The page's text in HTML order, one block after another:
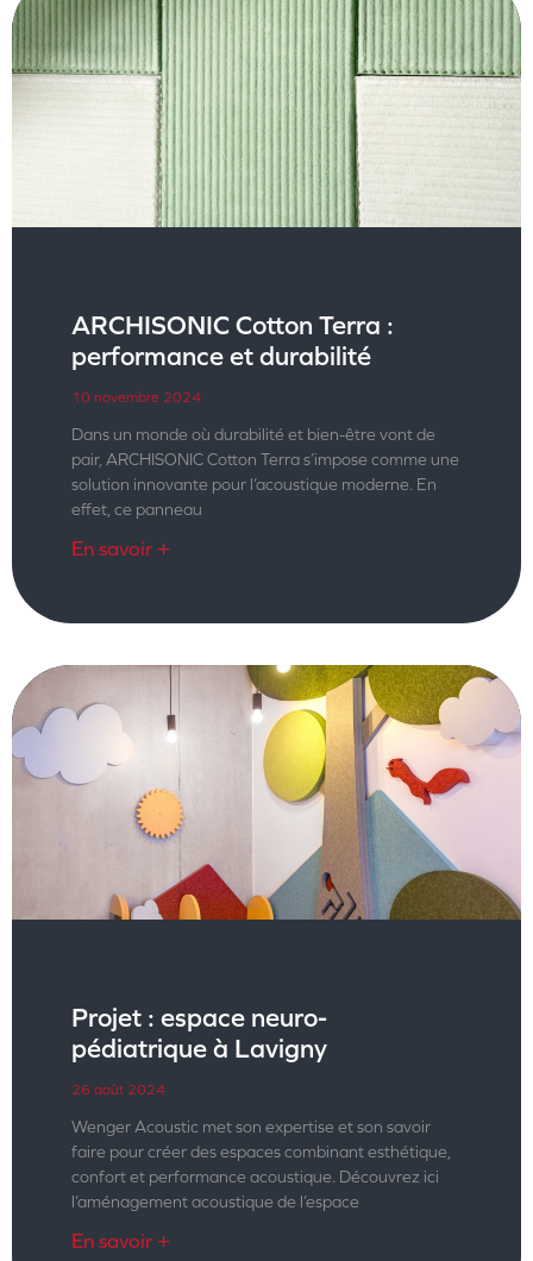
ARCHISONIC Cotton Terra :
performance et durabilité
10 novembre 2024
Dans un monde où durabilité et bien-être vont de
pair, ARCHISONIC Cotton Terra s’impose comme une
solution innovante pour l’acoustique moderne. En
effet, ce panneau
En savoir +
Projet : espace neuro-
pédiatrique à Lavigny
26 août 2024
Wenger Acoustic met son expertise et son savoir
faire pour créer des espaces combinant esthétique,
confort et performance acoustique. Découvrez ici
l’aménagement acoustique de l’espace
En savoir +